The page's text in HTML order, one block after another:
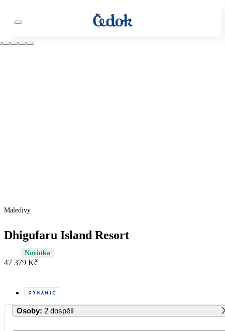
Maledivy
Dhigufaru Island Resort
Novinka
47 379 Kč
Osoby: 2 dospělí